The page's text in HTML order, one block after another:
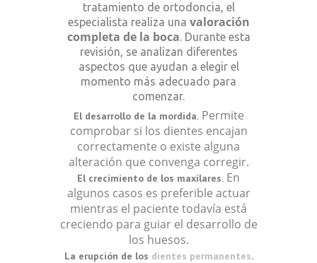
tratamiento de ortodoncia, el
especialista realiza una valoración
completa de la boca. Durante esta
revisión, se analizan diferentes
aspectos que ayudan a elegir el
momento más adecuado para
comenzar.
El desarrollo de la mordida.Permite
comprobar si los dientes encajan
correctamente o existe alguna
alteración que convenga corregir.
El crecimiento de los maxilares. En
algunos casos es preferible actuar
mientras el paciente todavía está
creciendo para guiar el desarrollo de
los huesos.
La erupción de los dientes permanentes.